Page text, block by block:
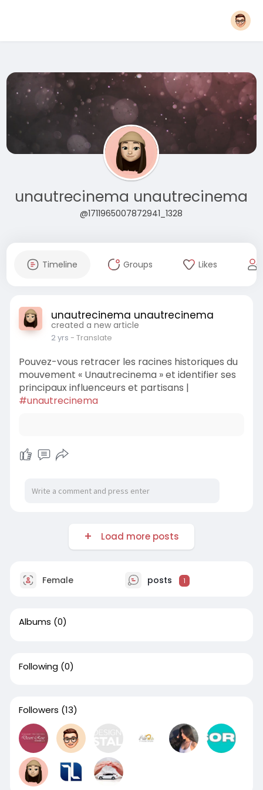
unautrecinema unautrecinema
@1711965007872941_1328
Timeline Groups Likes
unautrecinema unautrecinema
created a new article
2 yrs - Translate
Pouvez-vous retracer les racines historiques du
mouvement « Unautrecinema » et identifier ses
principaux influenceurs et partisans |
#unautrecinema
Load more posts
Female posts 1
Albums (0)
Following (0)
Followers (13)